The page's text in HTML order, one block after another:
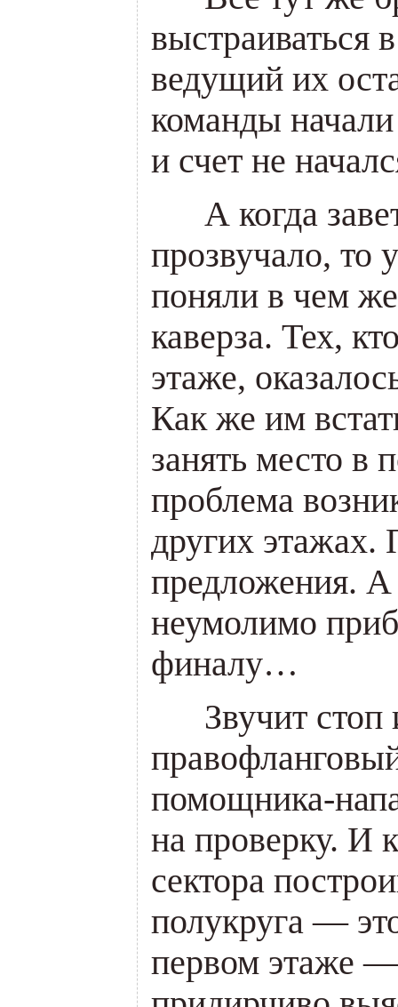
выстраиваться
ведущий их
команды
и счет не
А когда
прозвучало, то
поняли в чем
каверза. Тех,
этаже,
Как же им
занять место в
проблема
других этажах.
предложения. А
неумолимо
финалу…
Звучит
помощника-
на проверку. И
сектора
полукруга —
первом этаже